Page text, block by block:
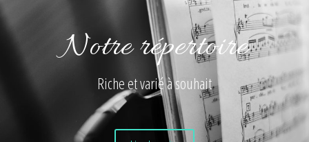
Notre répertoire
Riche et varié à souhait